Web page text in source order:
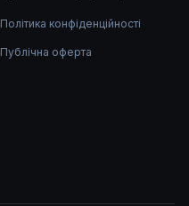
Політика конфіденційності
Публічна оферта